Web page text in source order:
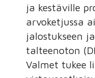
ja kestäville
arvoketjussa
jalostukseen
talteenoton
Valmet tukee